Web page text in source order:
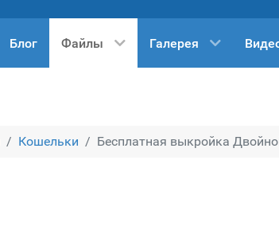
Блог Файлы Галерея
Кошельки Бесплатная выкройка